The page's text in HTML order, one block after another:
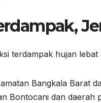
terdampak hujan lebat
Bangkala Barat
Bontocani dan daerah